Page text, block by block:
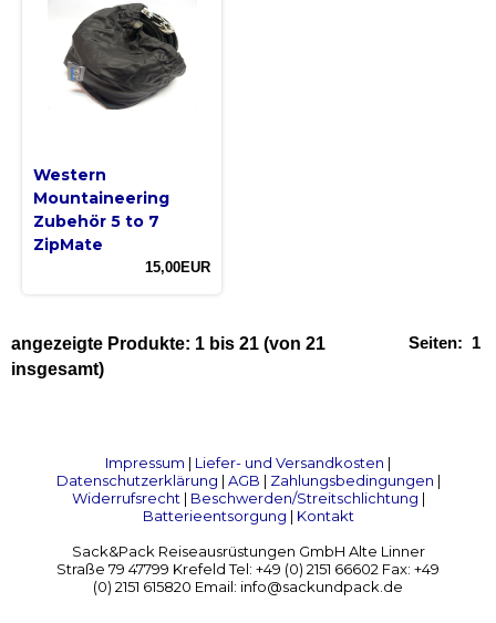
Western
Mountaineering
Zubehör 5 to 7
ZipMate
15,00EUR
Seiten: 1
angezeigte Produkte: 1 bis 21 (von 21
insgesamt)
Impressum | Liefer- und Versandkosten |
Datenschutzerklärung | AGB | Zahlungsbedingungen |
Widerrufsrecht| Beschwerden/Streitschlichtung |
Batterieentsorgung | Kontakt
Sack&Pack Reiseausrüstungen GmbH Alte Linner
Straße 79 47799 Krefeld Tel: +49 (0) 2151 66602 Fax: +49
(0) 2151 615820 Email: info@sackundpack.de